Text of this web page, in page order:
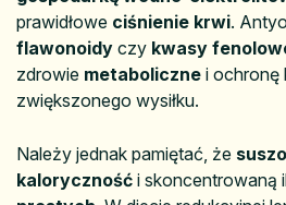
prawidłowe ciśnienie krwi.
flawonoidy czy kwasy
zdrowie metaboliczne i ochronę
zwiększonego wysiłku.
Należy jednak pamiętać, że
kaloryczność i skoncentrowaną